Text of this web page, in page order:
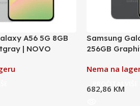
A56 5G 8GB
| NOVO
Samsung
256GB
Nema na
682,86 KM